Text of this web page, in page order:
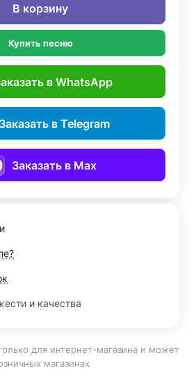
В корзину
Купить песню
в WhatsApp
Заказать в Telegram
Заказать в Max
и качества
для интернет-магазина и может
магазинах